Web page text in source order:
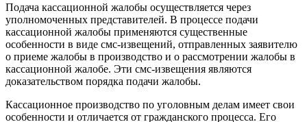
Подача кассационной жалобы осуществляется через
уполномоченных представителей. В процессе подачи
кассационной жалобы применяются существенные
особенности в виде смс-извещений, отправленных заявителю
о приеме жалобы в производство и о рассмотрении жалобы в
кассационной жалобе. Эти смс-извещения являются
доказательством порядка подачи жалобы.
Кассационное производство по уголовным делам имеет свои
особенности и отличается от гражданского процесса. Его